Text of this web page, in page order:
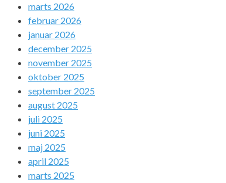
marts 2026
februar 2026
januar 2026
december 2025
november 2025
oktober 2025
september 2025
august 2025
juli 2025
juni 2025
maj 2025
april 2025
marts 2025